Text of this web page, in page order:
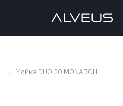
Мойка DUO 20 MONARCH